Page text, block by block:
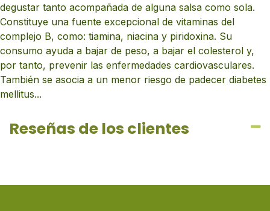
degustar tanto acompañada de alguna salsa como sola.
Constituye una fuente excepcional de vitaminas del
complejo B, como: tiamina, niacina y piridoxina. Su
consumo ayuda a bajar de peso, a bajar el colesterol y,
por tanto, prevenir las enfermedades cardiovasculares.
También se asocia a un menor riesgo de padecer diabetes
mellitus...
Reseñas de los clientes